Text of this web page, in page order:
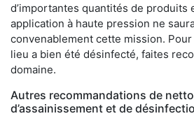
d’importantes quantités de produits
application à haute pression ne
convenablement cette mission.
lieu a bien été désinfecté, faites
domaine.
Autres recommandations de
d’assainissement et de